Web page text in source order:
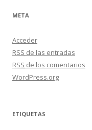
META
Acceder
RSS de las entradas
RSS de los comentarios
WordPress.org
ETIQUETAS